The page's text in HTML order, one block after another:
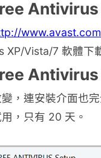
Antivirus
XP/Vista/7 軟體下
Antivirus
，連安裝介面也
，只有 20 天。